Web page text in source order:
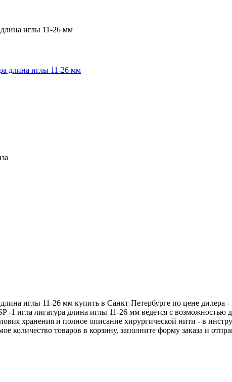
иглы 11-26 мм
иглы 11-26 мм купить в Санкт-Петербурге по цене дилера
1 игла лигатура длина иглы 11-26 мм ведется с
хранения и полное описание хирургической нити - в
количество товаров в корзину, заполните форму заказа и